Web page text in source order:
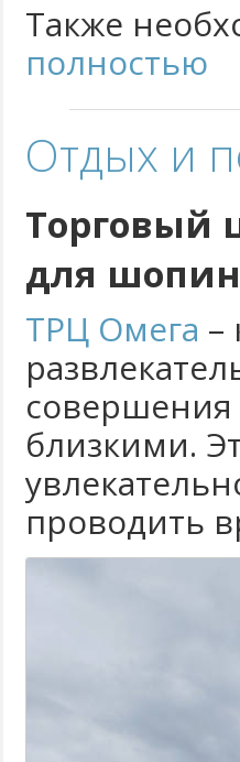
Также
полностью
Отдых и
Торговый
для
ТРЦ Омега –
совершения
близкими.
проводить